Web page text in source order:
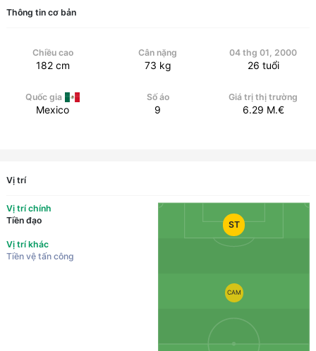
Thông tin cơ bản
Chiều cao
182cm
Cân nặng
73 kg
04 thg 01, 2000
26 tuổi
Quốc gia
Mexico
Số áo
9
Giá trị thị trường
6.29 M.€
Vị trí
Vị trí chính
Tiền đạo
Vị trí khác
Tiền vệ tấn công
ST
CAM